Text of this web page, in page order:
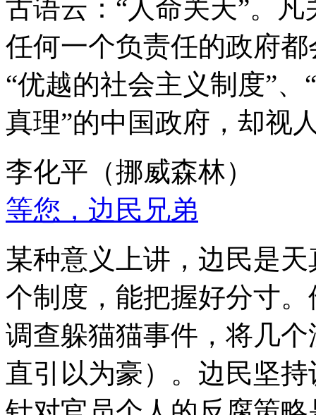
古语云：“人命关天”。
任何一个负责任的政府
“优越的社会主义制度”
真理”的中国政府，却视
李化平（挪威森林）
等您，边民兄弟
某种意义上讲，边民是
个制度，能把握好分寸
调查躲猫猫事件，将几
直引以为豪）。边民坚